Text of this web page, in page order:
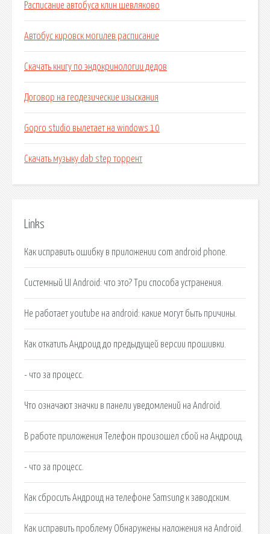
Расписание автобуса клин шевляково
Автобус кировск могилев расписание
Скачать книгу по эндокринологии дедов
Договор на геодезические изыскания
Gopro studio вылетает на windows 10
Скачать музыку dab step торрент
Links
Как исправить ошибку в приложении com android phone.
Системный UI Android: что это? Три способа устранения.
Не работает youtube на android: какие могут быть причины.
Как откатить Андроид до предыдущей версии прошивки.
- что за процесс.
Что означают значки в панели уведомлений на Android.
В работе приложения Телефон произошел сбой на Андроид.
- что за процесс.
Как сбросить Андроид на телефоне Samsung к заводским.
Как исправить проблему Обнаружены наложения на Android.